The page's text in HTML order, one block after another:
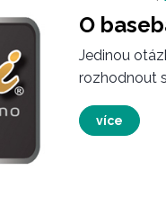
O
Jedinou
rozhodnout
více